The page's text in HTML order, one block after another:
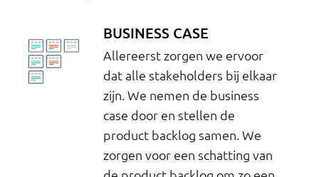
BUSINESS CASE
Allereerst zorgen we ervoor
dat alle stakeholders bij elkaar
zijn. We nemen de business
case door en stellen de
product backlog samen. We
zorgen voor een schatting van